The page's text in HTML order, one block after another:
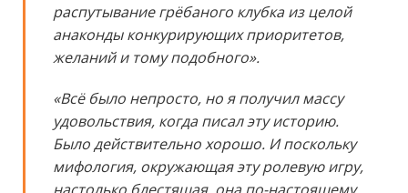
распутывание грёбаного клубка из целой
анаконды конкурирующих приоритетов,
желаний и тому подобного».
«Всё было непросто, но я получил массу
удовольствия, когда писал эту историю.
Было действительно хорошо. И поскольку
мифология, окружающая эту ролевую игру,